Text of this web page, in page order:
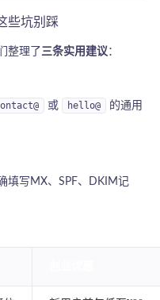
些坑别踩
整理了 三条实用建议 ：
或 hello@
的通用
填写MX、SPF、DKIM记